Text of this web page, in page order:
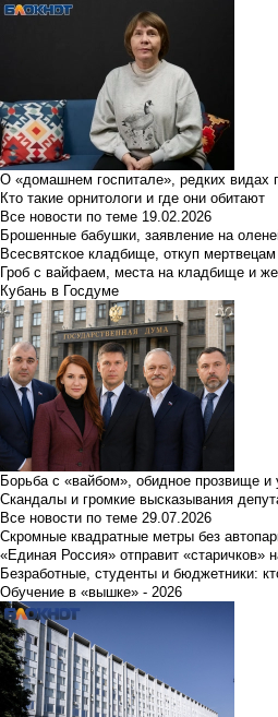
О «домашнем госпитале», редких видах
Кто такие орнитологи и где они обитают
Все новости по теме 19.02.2026
Брошенные бабушки, заявление на
Всесвятское кладбище, откуп
Гроб с вайфаем, места на кладбище и
Кубань в Госдуме
Борьба с «вайбом», обидное прозвище
Скандалы и громкие высказывания
Все новости по теме 29.07.2026
Скромные квадратные метры без
«Единая Россия» отправит «старичков»
Безработные, студенты и бюджетники:
Обучение в «вышке» - 2026